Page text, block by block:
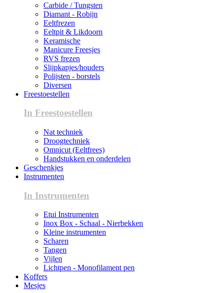
Carbide / Tungsten
Diamant - Robijn
Eeltfrezen
Eeltpit & Likdoorn
Keramische
Manicure Freesjes
RVS frezen
Slijpkapjes/houders
Polijsten - borstels
Diversen
Freestoestellen
In Freestoestellen
Nat techniek
Droogtechniek
Omnicut (Eeltfrees)
Handstukken en onderdelen
Geschenkjes
Instrumenten
In Instrumenten
Etui Instrumenten
Inox Box - Schaal - Nierbekken
Kleine instrumenten
Scharen
Tangen
Vijlen
Lichtpen - Monofilament pen
Koffers
Mesjes